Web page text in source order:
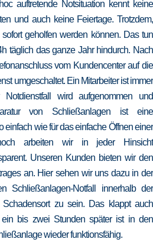
auftretende Notsituation kennt keine
und auch keine Feiertage. Trotzdem,
geholfen werden können. Das tun
täglich das ganze Jahr hindurch. Nach
vom Kundencenter auf die
umgeschaltet. Ein Mitarbeiter ist immer
Notdienstfall wird aufgenommen und
von Schließanlagen ist eine
einfach wie für das einfache Öffnen einer
arbeiten wir in jeder Hinsicht
Unseren Kunden bieten wir den
an. Hier sehen wir uns dazu in der
Schließanlagen-Notfall innerhalb der
zu sein. Das klappt auch
bis zwei Stunden später ist in den
wieder funktionsfähig.